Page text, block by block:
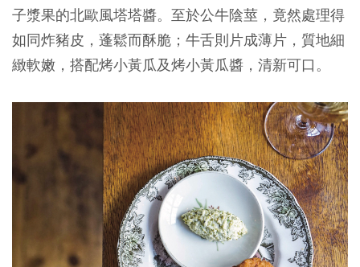
子漿果的北歐風塔塔醬。至於公牛陰莖，竟然處理得
如同炸豬皮，蓬鬆而酥脆；牛舌則片成薄片，質地細
緻軟嫩，搭配烤小黃瓜及烤小黃瓜醬，清新可口。